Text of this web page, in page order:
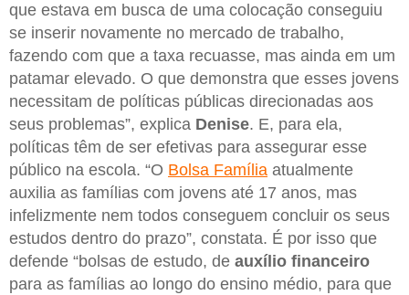
que estava em busca de uma colocação conseguiu
se inserir novamente no mercado de trabalho,
fazendo com que a taxa recuasse, mas ainda em um
patamar elevado. O que demonstra que esses jovens
necessitam de políticas públicas direcionadas aos
seus problemas”, explica Denise. E, para ela,
políticas têm de ser efetivas para assegurar esse
público na escola. “O Bolsa Família atualmente
auxilia as famílias com jovens até 17 anos, mas
infelizmente nem todos conseguem concluir os seus
estudos dentro do prazo”, constata. É por isso que
defende “bolsas de estudo, de auxílio financeiro
para as famílias ao longo do ensino médio, para que